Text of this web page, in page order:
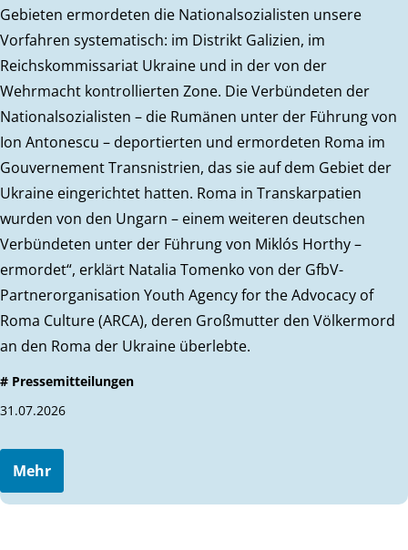
Gebieten ermordeten die Nationalsozialisten unsere
Vorfahren systematisch: im Distrikt Galizien, im
Reichskommissariat Ukraine und in der von der
Wehrmacht kontrollierten Zone. Die Verbündeten der
Nationalsozialisten – die Rumänen unter der Führung von
Ion Antonescu – deportierten und ermordeten Roma im
Gouvernement Transnistrien, das sie auf dem Gebiet der
Ukraine eingerichtet hatten. Roma in Transkarpatien
wurden von den Ungarn – einem weiteren deutschen
Verbündeten unter der Führung von Miklós Horthy –
ermordet“, erklärt Natalia Tomenko von der GfbV-
Partnerorganisation Youth Agency for the Advocacy of
Roma Culture (ARCA), deren Großmutter den Völkermord
an den Roma der Ukraine überlebte.
# Pressemitteilungen
31.07.2026
Mehr